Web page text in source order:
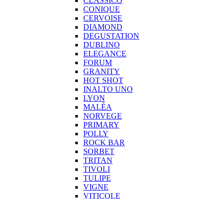
CONIQUE
CERVOISE
DIAMOND
DEGUSTATION
DUBLINO
ELEGANCE
FORUM
GRANITY
HOT SHOT
INALTO UNO
LYON
MALÈA
NORVEGE
PRIMARY
POLLY
ROCK BAR
SORBET
TRITAN
TIVOLI
TULIPE
VIGNE
VITICOLE